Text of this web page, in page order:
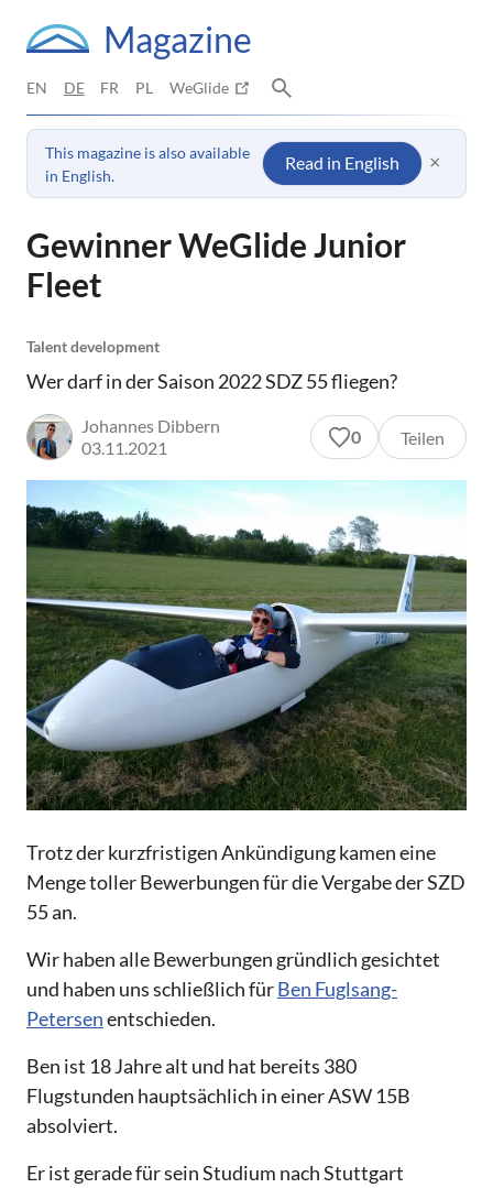
Magazine
EN DE FR PL WeGlide
This magazine is also available
in English.
Read in English ×
Gewinner WeGlide Junior
Fleet
Talent development
Wer darf in der Saison 2022 SDZ 55 fliegen?
Johannes Dibbern
03.11.2021
0 Teilen
Trotz der kurzfristigen Ankündigung kamen eine
Menge toller Bewerbungen für die Vergabe der SZD
55 an.
Wir haben alle Bewerbungen gründlich gesichtet
und haben uns schließlich fürBen Fuglsang-
Petersenentschieden.
Ben ist 18 Jahre alt und hat bereits 380
Flugstunden hauptsächlich in einer ASW 15B
absolviert.
Er ist gerade für sein Studium nach Stuttgart